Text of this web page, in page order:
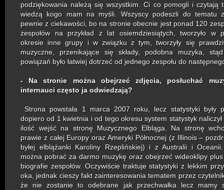
podziękowania należą się wszystkim. Ci co pomogli i czytają
wiedzą kogo mam na myśli. Wszyscy podeszli do tematu
pewnie z ciekawości, bo na stronie obecnie jest ponad 120
zespołów na przykład z lat osiemdziesiątych, tworzyło w
okresie inne grupy i w związku z tym, tworzyły się
muzyczne, przenikające się składy, podobna muzyka,
powiązań było łatwiej dotrzeć od jednego zespołu do
- Na stronie można obejrzeć zdjęcia, posłuchać
internauci często ja odwiedzają?
Strona powstała 1 marca 2007 roku, lecz statystyki były
dopiero od 1 kwietnia i od tego okresu system statystyk
ilość wejść na stronę Muzycznego Elbląga. Na stronę
prawie z całej Europy oraz Ameryki Północnej (z Illinois –
byłej elblążanki Karoliny Rzeplińskiej) i z Australii i
można pobrać za darmo muzykę oraz obejrzeć wideoklipy
biografie zespołów. Oczywiście traktuje statystyki z lekkim
oka, jednak cieszy fakt zainteresowania tematem przez
że nie zostanie to odebrane jak przechwałka lecz mamy